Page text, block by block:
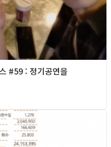
#59 : 정기공연을